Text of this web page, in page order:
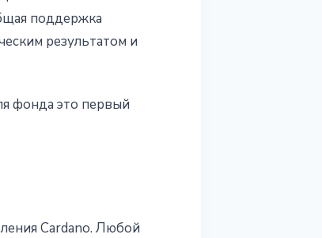
поддержка
результатом и
фонда это первый
Cardano. Любой